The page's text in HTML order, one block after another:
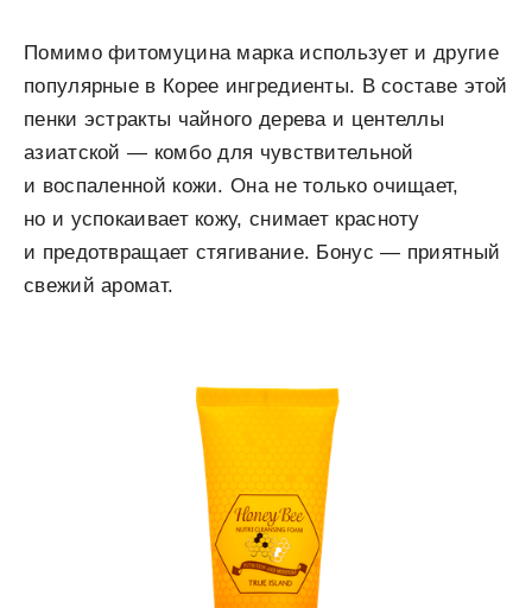
Помимо фитомуцина марка использует и другие
популярные в Корее ингредиенты. В составе этой
пенки эстракты чайного дерева и центеллы
азиатской — комбо для чувствительной
и воспаленной кожи. Она не только очищает,
но и успокаивает кожу, снимает красноту
и предотвращает стягивание. Бонус — приятный
свежий аромат.